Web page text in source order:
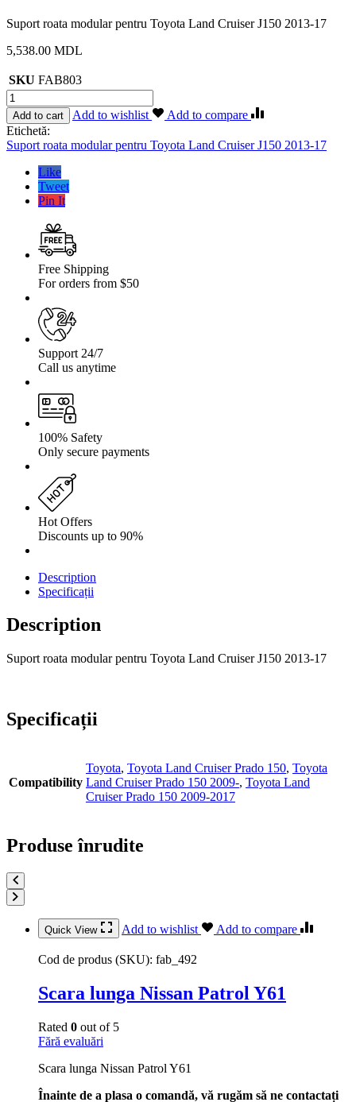
Suport roata modular pentru Toyota Land Cruiser J150 2013-17
5,538.00 MDL
SKU FAB803
Cantitate
Suport
roata
modular
pentru
Toyota
Cruiser
Add to cart Add to wishlist
Add to compare
Etichetă:
Suport roata modular pentru Toyota Land Cruiser J150 2013-17
Like
Tweet
Pin It
Free Shipping
For orders from $50
Support 24/7
Call us anytime
100% Safety
Only secure payments
Hot Offers
Discounts up to 90%
Description
Specificații
Description
Suport roata modular pentru Toyota Land Cruiser J150 2013-17
Specificații
Compatibility
Toyota, Toyota Land Cruiser Prado 150, Toyota
Land Cruiser Prado 150 2009-, Toyota Land
Cruiser Prado 150 2009-2017
Produse înrudite
Quick View Add to wishlist Add to compare
Cod de produs (SKU): fab_492
Scara lunga Nissan Patrol Y61
Rated 0 out of 5
Fără evaluări
Scara lunga Nissan Patrol Y61
Înainte de a plasa o comandă, vă rugăm să ne contactați